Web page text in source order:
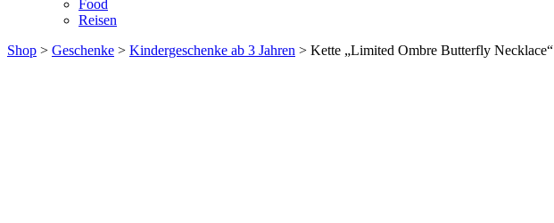
Food
Reisen
Shop > Geschenke > Kindergeschenke ab 3 Jahren > Kette „Limited Ombre Butterfly Necklace“